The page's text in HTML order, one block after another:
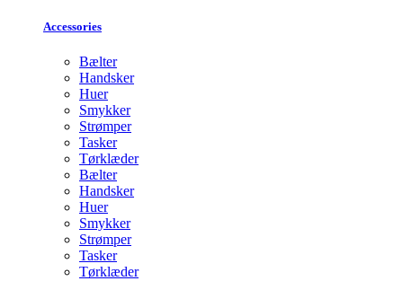
Accessories
Bælter
Handsker
Huer
Smykker
Strømper
Tasker
Tørklæder
Bælter
Handsker
Huer
Smykker
Strømper
Tasker
Tørklæder